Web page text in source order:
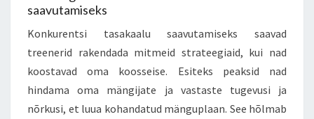
saavutamiseks
Konkurentsi tasakaalu saavutamiseks saavad
treenerid rakendada mitmeid strateegiaid, kui nad
koostavad oma koosseise. Esiteks peaksid nad
hindama oma mängijate ja vastaste tugevusi ja
nõrkusi, et luua kohandatud mänguplaan. See hõlmab